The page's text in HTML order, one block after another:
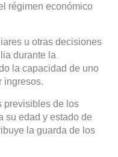
régimen económico
u otras decisiones
durante la
la capacidad de uno
ingresos.
previsibles de los
su edad y estado de
la guarda de los